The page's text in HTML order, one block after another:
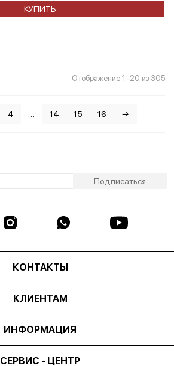
КУПИТЬ
Отображение 1–20 из 305
4 14 15 16 →
КОНТАКТЫ
КЛИЕНТАМ
ИНФОРМАЦИЯ
СЕРВИС - ЦЕНТР